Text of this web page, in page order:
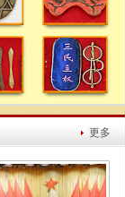
更多